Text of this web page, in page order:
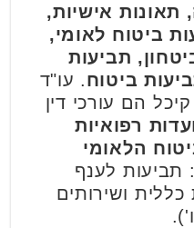
תאונות אישיות,
ביטוח לאומי,
תביעות
ביטוח. עו"ד
הם עורכי דין
רפואיות
הלאומי
תביעות לענף
ושירותים